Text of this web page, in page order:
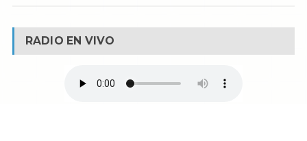
RADIO EN VIVO